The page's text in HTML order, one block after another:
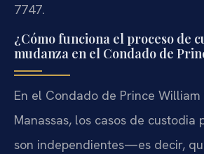
7747.
¿Cómo funciona el proceso de
mudanza en el Condado de
En el Condado de Prince
Manassas, los casos de custodia
son independientes—es decir,